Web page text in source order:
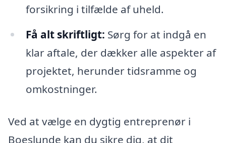
forsikring i tilfælde af uheld.
Få alt skriftligt: Sørg for at indgå en
klar aftale, der dækker alle aspekter af
projektet, herunder tidsramme og
omkostninger.
Ved at vælge en dygtig entreprenør i
Boeslunde kan du sikre dig, at dit